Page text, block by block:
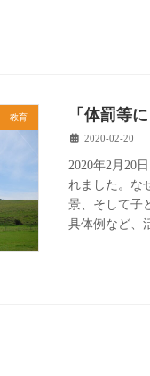
教育 「体罰等
2020-02-20
2020年2月20
れました。な
景、そして子
具体例など、